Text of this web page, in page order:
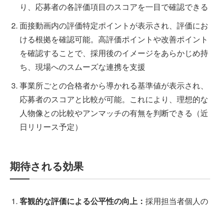
り、応募者の各評価項目のスコアを一目で確認できる
面接動画内の評価特定ポイントが表示され、評価にお
ける根拠を確認可能。高評価ポイントや改善ポイント
を確認することで、採用後のイメージをあらかじめ持
ち、現場へのスムーズな連携を支援
事業所ごとの合格者から導かれる基準値が表示され、
応募者のスコアと比較が可能。これにより、理想的な
人物像との比較やアンマッチの有無を判断できる（近
日リリース予定）
期待される効果
客観的な評価による公平性の向上： 採用担当者個人の